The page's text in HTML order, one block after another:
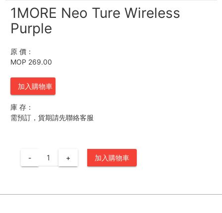
1MORE Neo Ture Wireless
Purple
原 價：
MOP 269.00
加入購物車
庫 存：
需預訂，貨期請先聯絡客服
- + 加入購物車